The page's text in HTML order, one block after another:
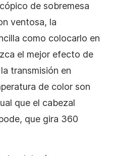
de sobremesa
ventosa, la
como colocarlo en
el mejor efecto de
transmisión en
de color son
que el cabezal
que gira 360